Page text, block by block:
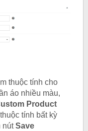
thuộc tính cho
áo nhiều màu,
Product
tính bất kỳ
nútSave